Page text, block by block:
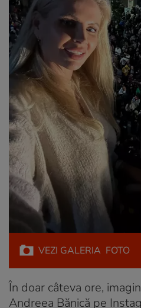
VEZI GALERIA FOTO
În doar câteva ore,
Andreea Bănică pe